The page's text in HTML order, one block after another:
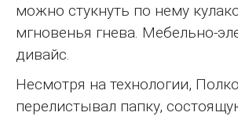
можно стукнуть по нему
мгновенья гнева. Мебельно-
дивайс.
Несмотря на технологии,
перелистывал папку,